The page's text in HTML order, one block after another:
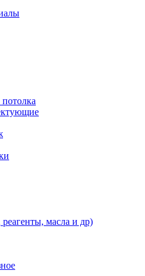
масла и др)